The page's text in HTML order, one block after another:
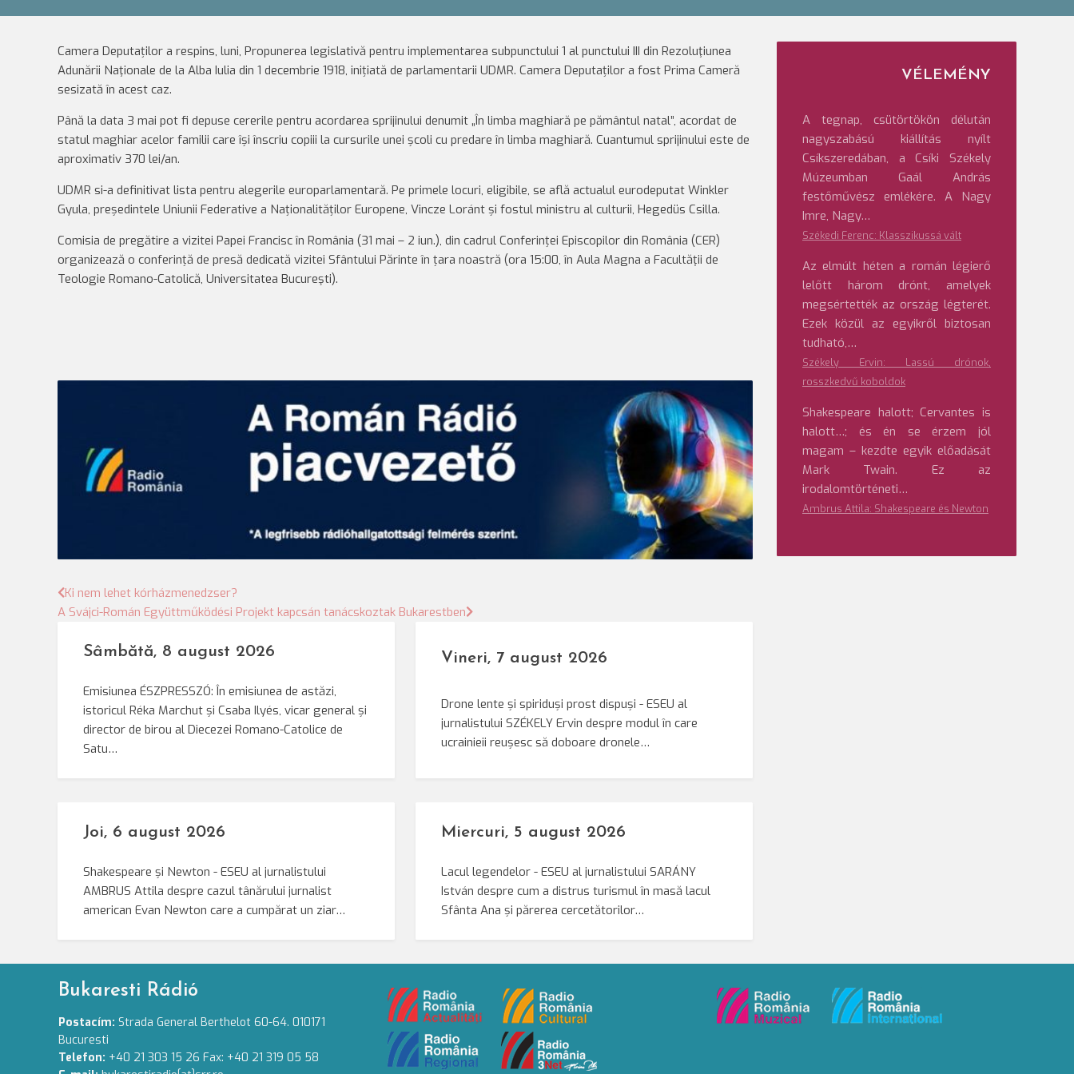
Camera Deputaților a respins, luni, Propunerea legislativă pentru implementarea subpunctului 1 al punctului III din Rezoluţiunea
Adunării Naţionale de la Alba Iulia din 1 decembrie 1918, inițiată de parlamentarii UDMR. Camera Deputaților a fost Prima Cameră
sesizată în acest caz.
Până la data 3 mai pot fi depuse cererile pentru acordarea sprijinului denumit „În limba maghiară pe pământul natal”, acordat de
statul maghiar acelor familii care își înscriu copiii la cursurile unei școli cu predare în limba maghiară. Cuantumul sprijinului este de
aproximativ 370 lei/an.
UDMR si-a definitivat lista pentru alegerile europarlamentară. Pe primele locuri, eligibile, se află actualul eurodeputat Winkler
Gyula, președintele Uniunii Federative a Naționalităților Europene, Vincze Loránt și fostul ministru al culturii, Hegedüs Csilla.
Comisia de pregătire a vizitei Papei Francisc în România (31 mai – 2 iun.), din cadrul Conferinței Episcopilor din România (CER)
organizează o conferință de presă dedicată vizitei Sfântului Părinte în țara noastră (ora 15:00, în Aula Magna a Facultăţii de
Teologie Romano-Catolică, Universitatea Bucureşti).
Bejegyzés
navigáció
Ki nem lehet kórházmenedzser?
A Svájci-Román Együttműködési Projekt kapcsán tanácskoztak Bukarestben
Sâmbătă, 8 august 2026
Emisiunea ÉSZPRESSZÓ: În emisiunea de astăzi,
istoricul Réka Marchut și Csaba Ilyés, vicar general și
director de birou al Diecezei Romano-Catolice de
Satu…
Vineri, 7 august 2026
Drone lente și spiriduși prost dispuși - ESEU al
jurnalistului SZÉKELY Ervin despre modul în care
ucrainieii reușesc să doboare dronele…
Joi, 6 august 2026
Shakespeare și Newton - ESEU al jurnalistului
AMBRUS Attila despre cazul tânărului jurnalist
american Evan Newton care a cumpărat un ziar…
Miercuri, 5 august 2026
Lacul legendelor - ESEU al jurnalistului SARÁNY
István despre cum a distrus turismul în masă lacul
Sfânta Ana și părerea cercetătorilor…
VÉLEMÉNY
A tegnap, csütörtökön délután
nagyszabású kiállítás nyílt
Csíkszeredában, a Csíki Székely
Múzeumban Gaál András
festőművész emlékére. A Nagy
Imre, Nagy…
Székedi Ferenc: Klasszikussá vált
Az elmúlt héten a román légierő
lelőtt három drónt, amelyek
megsértették az ország légterét.
Ezek közül az egyikről biztosan
tudható,…
Székely Ervin: Lassú drónok,
rosszkedvű koboldok
Shakespeare halott; Cervantes is
halott…; és én se érzem jól
magam – kezdte egyik előadását
Mark Twain. Ez az
irodalomtörténeti…
Ambrus Attila: Shakespeare és Newton
Bukaresti Rádió
Postacím: Strada General Berthelot 60-64. 010171
Bucuresti
Telefon: +40 21 303 15 26 Fax: +40 21 319 05 58